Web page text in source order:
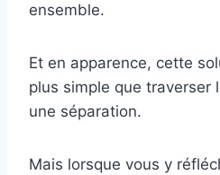
ensemble.
Et en apparence, cette
plus simple que traverser
une séparation.
Mais lorsque vous y